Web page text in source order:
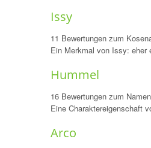
Issy
11 Bewertungen zum
Ein Merkmal von Issy: eher
Hummel
16 Bewertungen zum
Eine Charaktereigenschaft
Arco